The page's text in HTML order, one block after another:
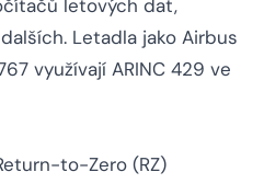
letových dat,
Letadla jako Airbus
využívají ARINC 429 ve
to-Zero (RZ)